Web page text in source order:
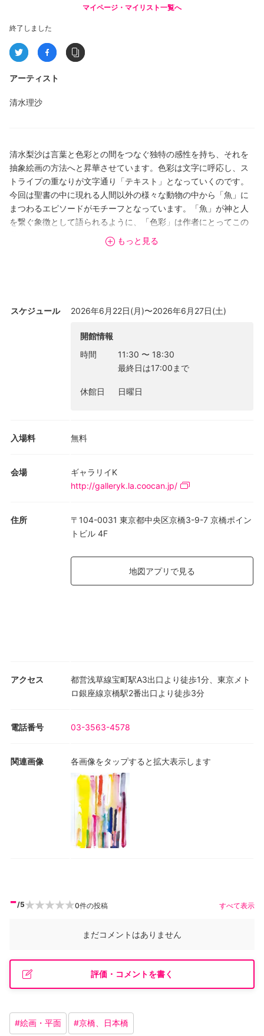
マイページ・マイリスト一覧へ
終了しました
アーティスト
清水理沙
清水梨沙は言葉と色彩との間をつなぐ独特の感性を持ち、それを
抽象絵画の方法へと昇華させています。色彩は文字に呼応し、ス
トライプの重なりが文字通り「テキスト」となっていくのです。
今回は聖書の中に現れる人間以外の様々な動物の中から「魚」に
まつわるエピソードがモチーフとなっています。「魚」が神と人
を繋ぐ象徴として語られるように、「色彩」は作者にとってこの
世界の謎を解き明かす鍵となるものなのかもしれません。
＜遥か昔から綴られ続ける物語、言葉、そして文字から立ち上が
もっと見る
スケジュール 2026年6月22日(月)〜2026年6月27日(土)
開館情報
時間
11:30 〜 18:30
最終日は17:00まで
休館日 日曜日
入場料 無料
会場
ギャラリイK
http://galleryk.la.coocan.jp/
住所
〒104-0031 東京都中央区京橋3-9-7 京橋ポイン
トビル 4F
地図アプリで見る
アクセス
都営浅草線宝町駅A3出口より徒歩1分、東京メト
ロ銀座線京橋駅2番出口より徒歩3分
電話番号 03-3563-4578
関連画像 各画像をタップすると拡大表示します
-/5 0件の投稿 すべて表示
まだコメントはありません
評価・コメントを書く
#絵画・平面 #京橋、日本橋